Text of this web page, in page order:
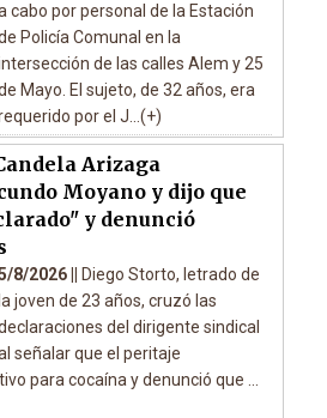
cabo por personal de la Estación
Policía Comunal en la
de las calles Alem y 25
Mayo. El sujeto, de 32 años, era
por el J...(+)
Arizaga
Moyano y dijo que
y denunció
8/2026 ||
Diego Storto, letrado de
la joven de 23 años, cruzó las
del dirigente sindical
señalar que el peritaje
para cocaína y denunció que ...